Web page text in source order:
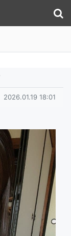
작성일
2026.01.19 18:01